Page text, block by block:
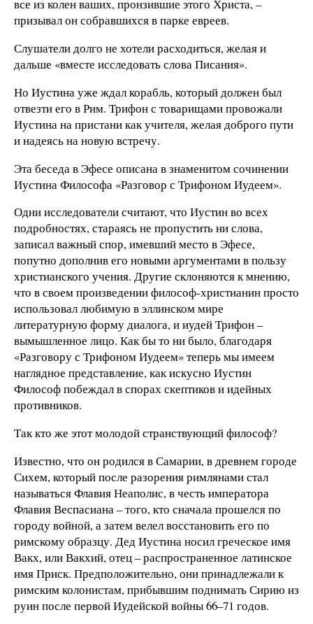
все из колен ваших, пронзившие этого Христа, –
призывал он собравшихся в парке евреев.
Слушатели долго не хотели расходиться, желая и
дальше «вместе исследовать слова Писания».
Но Иустина уже ждал корабль, который должен был
отвезти его в Рим. Трифон с товарищами провожали
Иустина на пристани как учителя, желая доброго пути
и надеясь на новую встречу.
Эта беседа в Эфесе описана в знаменитом сочинении
Иустина Философа «Разговор с Трифоном Иудеем».
Одни исследователи считают, что Иустин во всех
подробностях, стараясь не пропустить ни слова,
записал важный спор, имевший место в Эфесе,
попутно дополнив его новыми аргументами в пользу
христианского учения. Другие склоняются к мнению,
что в своем произведении философ-христианин просто
использовал любимую в эллинском мире
литературную форму диалога, и иудей Трифон –
вымышленное лицо. Как бы то ни было, благодаря
«Разговору с Трифоном Иудеем» теперь мы имеем
наглядное представление, как искусно Иустин
Философ побеждал в спорах скептиков и идейных
противников.
Так кто же этот молодой странствующий философ?
Известно, что он родился в Самарии, в древнем городе
Сихем, который после разорения римлянами стал
называться Флавия Неаполис, в честь императора
Флавия Веспасиана – того, кто сначала прошелся по
городу войной, а затем велел восстановить его по
римскому образцу. Дед Иустина носил греческое имя
Вакх, или Вакхий, отец – распространенное латинское
имя Приск. Предположительно, они принадлежали к
римским колонистам, прибывшим поднимать Сирию из
руин после первой Иудейской войны 66–71 годов.